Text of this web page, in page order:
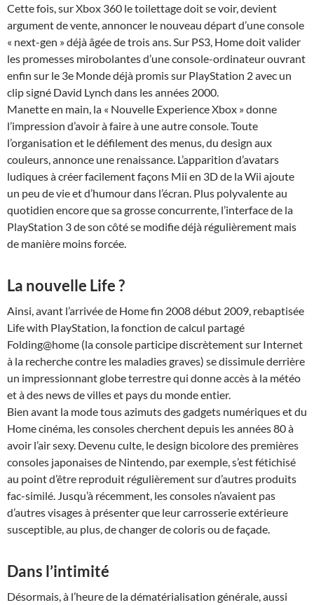
Cette fois, sur Xbox 360 le toilettage doit se voir, devient
argument de vente, annoncer le nouveau départ d’une console
« next-gen » déjà âgée de trois ans. Sur PS3, Home doit valider
les promesses mirobolantes d’une console-ordinateur ouvrant
enfin sur le 3e Monde déjà promis sur PlayStation 2 avec un
clip signé David Lynch dans les années 2000.
Manette en main, la « Nouvelle Experience Xbox » donne
l’impression d’avoir à faire à une autre console. Toute
l’organisation et le défilement des menus, du design aux
couleurs, annonce une renaissance. L’apparition d’avatars
ludiques à créer facilement façons Mii en 3D de la Wii ajoute
un peu de vie et d’humour dans l’écran. Plus polyvalente au
quotidien encore que sa grosse concurrente, l’interface de la
PlayStation 3 de son côté se modifie déjà régulièrement mais
de manière moins forcée.
La nouvelle Life ?
Ainsi, avant l’arrivée de Home fin 2008 début 2009, rebaptisée
Life with PlayStation, la fonction de calcul partagé
Folding@home (la console participe discrètement sur Internet
à la recherche contre les maladies graves) se dissimule derrière
un impressionnant globe terrestre qui donne accès à la météo
et à des news de villes et pays du monde entier.
Bien avant la mode tous azimuts des gadgets numériques et du
Home cinéma, les consoles cherchent depuis les années 80 à
avoir l’air sexy. Devenu culte, le design bicolore des premières
consoles japonaises de Nintendo, par exemple, s’est fétichisé
au point d’être reproduit régulièrement sur d’autres produits
fac-similé. Jusqu’à récemment, les consoles n’avaient pas
d’autres visages à présenter que leur carrosserie extérieure
susceptible, au plus, de changer de coloris ou de façade.
Dans l’intimité
Désormais, à l’heure de la dématérialisation générale, aussi